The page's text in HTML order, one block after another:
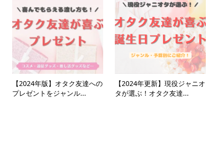
【2024年版】オタク友達への
プレゼントをジャンル...
【2024年更新】現役ジャニオ
タが選ぶ！オタク友達...